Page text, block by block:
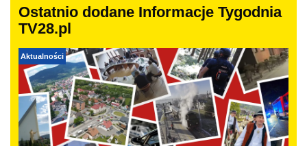
Ostatnio dodane Informacje Tygodnia
TV28.pl
Aktualności